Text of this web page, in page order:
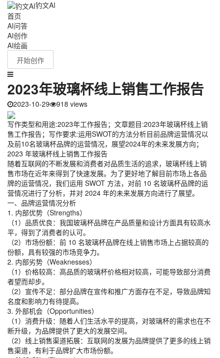
钓文AI
首页
AI问答
AI创作
AI绘画
开始创作
2023年玻璃杯线上销售工作报告
2023-10-29 918 views
写作类型和用途:2023年工作报告；文章题目:2023年玻璃杯线上销
售工作报告；写作要求:运用SWOT的方法分析目前品牌运营情况以
及前10名玻璃杯品牌的运营情况，展望2024年的未来发展方向；
2023 年玻璃杯线上销售工作报告
随着互联网的不断发展和消费者对品质生活的追求，玻璃杯线上销
售市场在近年来得到了快速发展。为了更好地了解目前市场上各品
牌的运营情况，我们运用 SWOT 方法，对前 10 名玻璃杯品牌的运
营情况进行了分析，并对 2024 年的未来发展方向进行了展望。
一、品牌运营情况分析
1. 内部优势（Strengths）
（1）品质优良：我国玻璃杯品牌在产品质量和设计方面具有较高水
平，得到了消费者的认可。
（2）市场份额：前 10 名玻璃杯品牌在线上销售市场上占据较高的
份额，具有较强的市场竞争力。
2. 内部劣势（Weaknesses）
（1）价格较高：高品质的玻璃杯价格相对较高，可能导致部分消费
者望而却步。
（2）宣传不足：部分品牌在宣传和推广方面存在不足，导致品牌知
名度和影响力有待提高。
3. 外部机会（Opportunities）
（1）消费升级：随着人们生活水平的提高，对玻璃杯的需求也在不
断升级，为品牌提供了更大的发展空间。
（2）线上销售渠道拓展：互联网的发展为品牌提供了更多的线上销
售渠道，有利于品牌扩大市场份额。